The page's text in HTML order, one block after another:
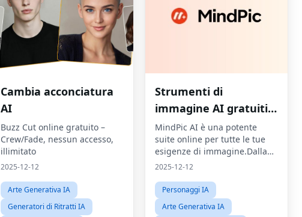
Cambia acconciatura
AI
Buzz Cut online gratuito –
Crew/Fade, nessun accesso,
illimitato
2025-12-12
Arte Generativa IA
Generatori di Ritratti IA
Strumenti di
immagine AI gratuiti
online
MindPic AI è una potente
suite online per tutte le tue
esigenze di immagine.Dalla
generazione di opere d'arte
delle foto e alla prova di abiti
virtuali, è il tuo hu
2025-12-12
Personaggi IA
Arte Generativa IA